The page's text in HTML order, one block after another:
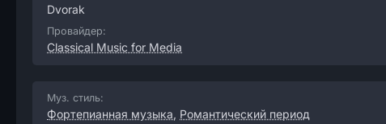
Dvorak
Провайдер:
Classical Music for Media
Муз. стиль:
Фортепианная музыка, Романтический период